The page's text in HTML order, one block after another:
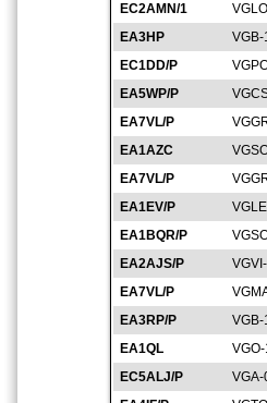
EC2AMN/1
EA3HP
EC1DD/P
EA5WP/P
EA7VL/P
EA1AZC
EA7VL/P
EA1EV/P
EA1BQR/P
EA2AJS/P
EA7VL/P
EA3RP/P
EA1QL
EC5ALJ/P